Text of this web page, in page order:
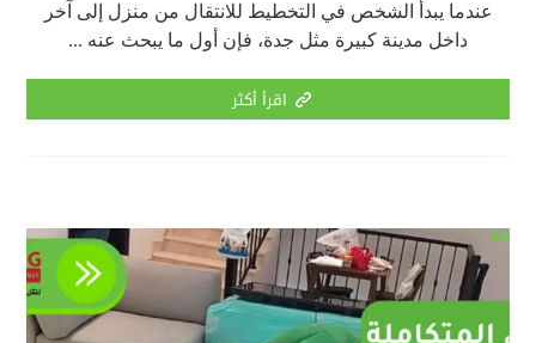
عندما يبدأ الشخص في التخطيط للانتقال من منزل إلى آخر
داخل مدينة كبيرة مثل جدة، فإن أول ما يبحث عنه ...
اقرأ أكثر